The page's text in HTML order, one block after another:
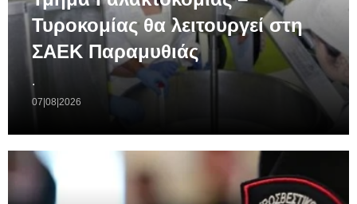
Τυροκομίας θα λειτουργεί στη
ΣΑΕΚ Παραμυθιάς
.
07|08|2026